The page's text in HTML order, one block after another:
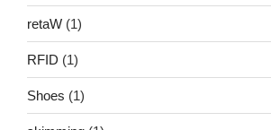
retaW (1)
RFID (1)
Shoes (1)